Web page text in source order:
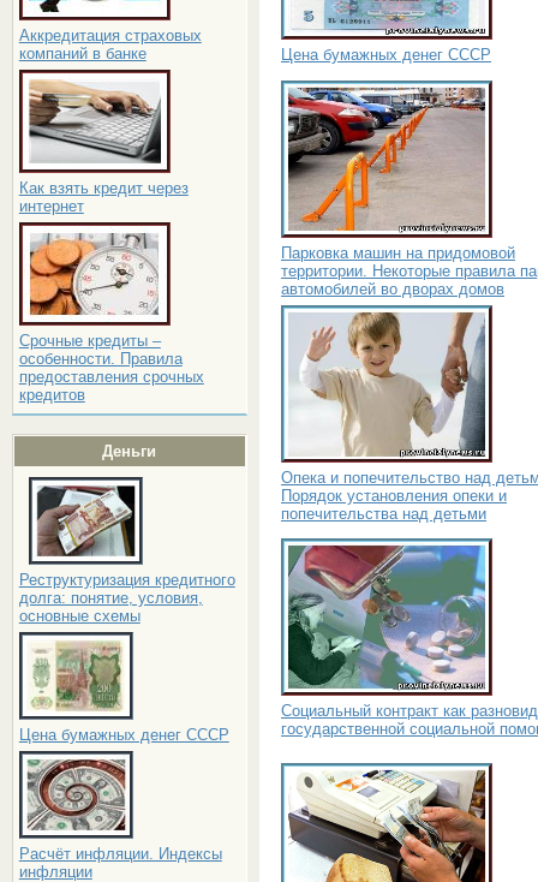
Аккредитация страховых
компаний в банке
Как взять кредит через
интернет
Срочные кредиты –
особенности. Правила
предоставления срочных
кредитов
Деньги
Реструктуризация кредитного
долга: понятие, условия,
основные схемы
Цена бумажных денег СССР
Расчёт инфляции. Индексы
инфляции
Цена бумажных денег СССР
Парковка машин на придомовой
территории. Некоторые правила
автомобилей во дворах домов
Опека и попечительство над
Порядок установления опеки и
попечительства над детьми
Социальный контракт как
государственной социальной